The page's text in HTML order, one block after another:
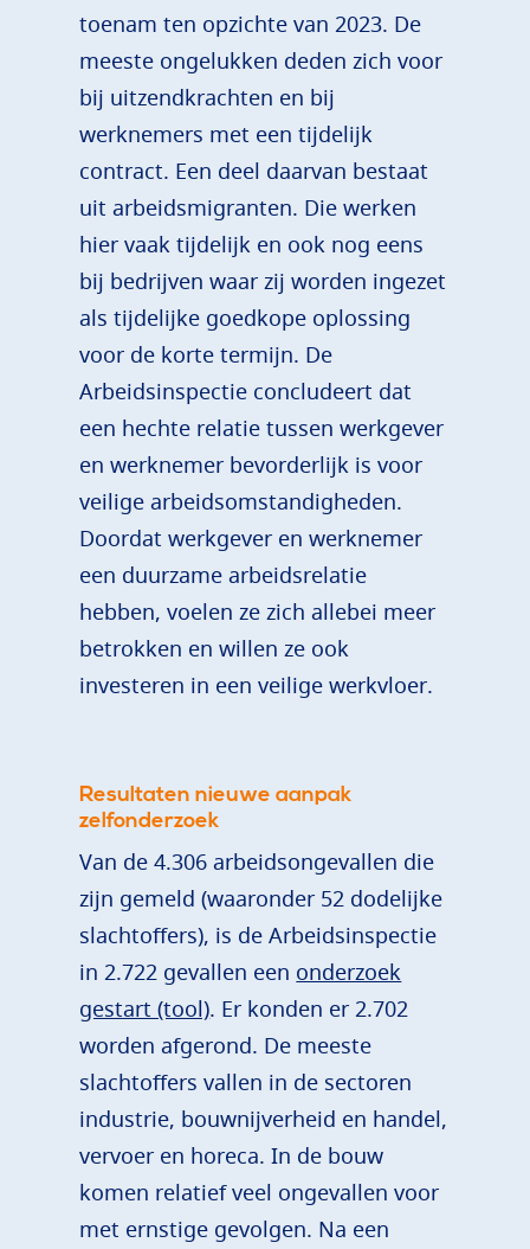
toenam ten opzichte van 2023. De
meeste ongelukken deden zich voor
bij uitzendkrachten en bij
werknemers met een tijdelijk
contract. Een deel daarvan bestaat
uit arbeidsmigranten. Die werken
hier vaak tijdelijk en ook nog eens
bij bedrijven waar zij worden ingezet
als tijdelijke goedkope oplossing
voor de korte termijn. De
Arbeidsinspectie concludeert dat
een hechte relatie tussen werkgever
en werknemer bevorderlijk is voor
veilige arbeidsomstandigheden.
Doordat werkgever en werknemer
een duurzame arbeidsrelatie
hebben, voelen ze zich allebei meer
betrokken en willen ze ook
investeren in een veilige werkvloer.
Resultaten nieuwe aanpak
zelfonderzoek
Van de 4.306 arbeidsongevallen die
zijn gemeld (waaronder 52 dodelijke
slachtoffers), is de Arbeidsinspectie
in 2.722 gevallen een onderzoek
gestart (tool). Er konden er 2.702
worden afgerond. De meeste
slachtoffers vallen in de sectoren
industrie, bouwnijverheid en handel,
vervoer en horeca. In de bouw
komen relatief veel ongevallen voor
met ernstige gevolgen. Na een